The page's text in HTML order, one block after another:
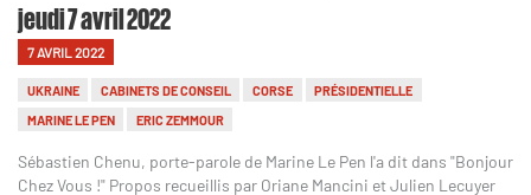
jeudi 7 avril 2022
7 AVRIL 2022
UKRAINE CABINETS DE CONSEIL CORSE
PRÉSIDENTIELLE
MARINE LE PEN
ERIC ZEMMOUR
Sébastien Chenu, porte-parole de Marine Le Pen l'a dit dans "Bonjour
Chez Vous !" Propos recueillis par Oriane Mancini et Julien Lecuyer